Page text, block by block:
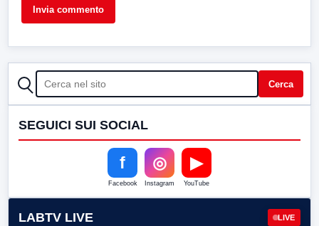
CERCA Cerca
SEGUICI SUI SOCIAL
f
Facebook
◎
Instagram
▶
YouTube
LABTV LIVE LIVE